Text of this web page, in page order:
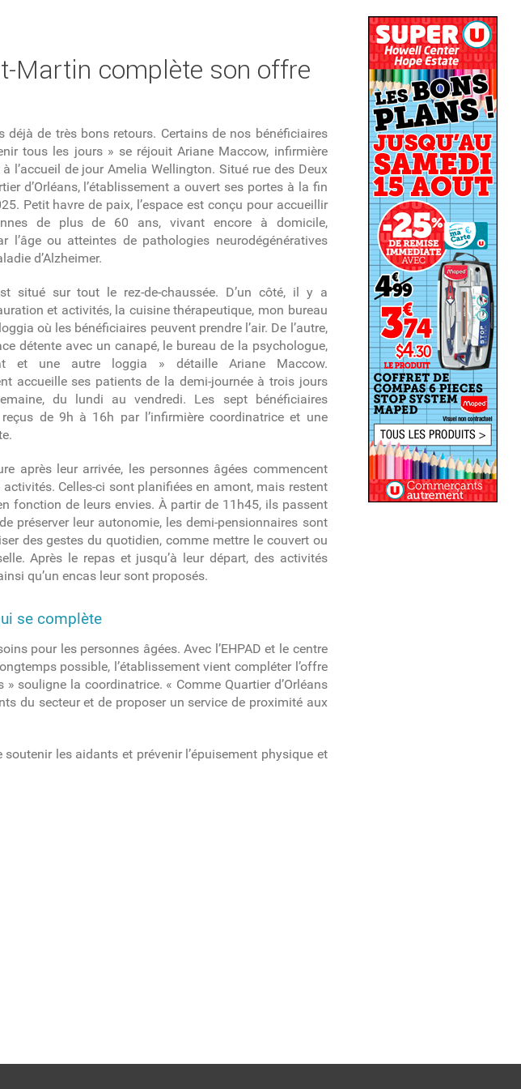
Martin complète son offre
déjà de très bons retours. Certains de nos bénéficiaires
tous les jours » se réjouit Ariane Maccow, infirmière
l’accueil de jour Amelia Wellington. Situé rue des Deux
d’Orléans, l’établissement a ouvert ses portes à la fin
Petit havre de paix, l’espace est conçu pour accueillir
de plus de 60 ans, vivant encore à domicile,
l’âge ou atteintes de pathologies neurodégénératives
d’Alzheimer.
situé sur tout le rez-de-chaussée. D’un côté, il y a
et activités, la cuisine thérapeutique, mon bureau
où les bénéficiaires peuvent prendre l’air. De l’autre,
détente avec un canapé, le bureau de la psychologue,
et une autre loggia » détaille Ariane Maccow.
accueille ses patients de la demi-journée à trois jours
du lundi au vendredi. Les sept bénéficiaires
de 9h à 16h par l’infirmière coordinatrice et une
après leur arrivée, les personnes âgées commencent
activités. Celles-ci sont planifiées en amont, mais restent
fonction de leurs envies. À partir de 11h45, ils passent
préserver leur autonomie, les demi-pensionnaires sont
des gestes du quotidien, comme mettre le couvert ou
Après le repas et jusqu’à leur départ, des activités
qu’un encas leur sont proposés.
se complète
pour les personnes âgées. Avec l’EHPAD et le centre
possible, l’établissement vient compléter l’offre
souligne la coordinatrice. « Comme Quartier d’Orléans
du secteur et de proposer un service de proximité aux
les aidants et prévenir l’épuisement physique et